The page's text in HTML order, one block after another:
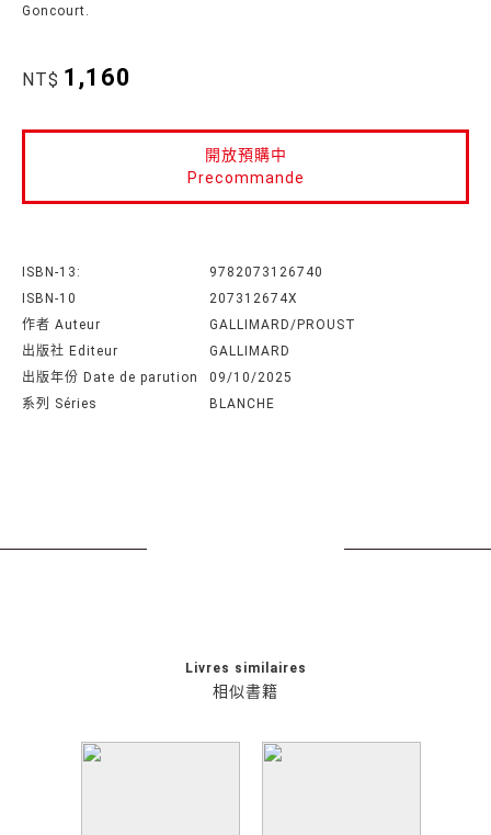
Goncourt.
NT$ 1,160
開放預購中
Precommande
ISBN-13:
9782073126740
ISBN-10
207312674X
作者 Auteur
GALLIMARD/PROUST
出版社 Editeur
GALLIMARD
出版年份 Date de parution
09/10/2025
系列 Séries
BLANCHE
相似書籍
Livres similaires